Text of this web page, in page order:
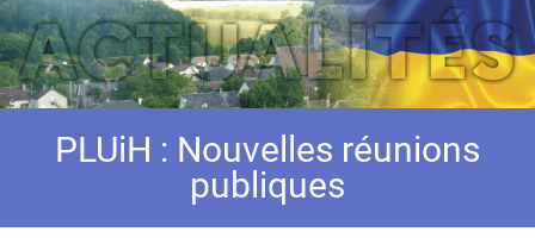
PLUiH : Nouvelles réunions
publiques